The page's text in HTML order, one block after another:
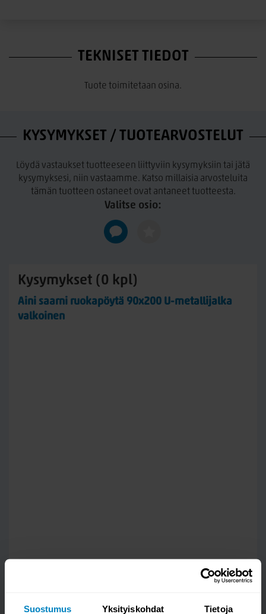
Suostumus Yksityiskohdat Tietoja
TEKNISET TIEDOT
Tuote toimitetaan osina.
KYSYMYKSET / TUOTEARVOSTELUT
Löydä vastaukset tuotteeseen liittyviin kysymyksiin tai jätä
kysymyksesi, niin vastaamme. Katso millaisia arvosteluita
tämän tuotteen ostaneet ovat antaneet tuotteesta.
Valitse osio:
Kysymykset (0 kpl)
Aini saarni ruokapöytä 90x200 U-metallijalka
valkoinen